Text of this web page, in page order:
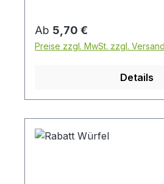
Regulärer Preis:
Ab 5,70 €
Preise zzgl. MwSt. zzgl.
Details